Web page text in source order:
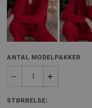
ANTAL MODELPAKKER
STØRRELSE: